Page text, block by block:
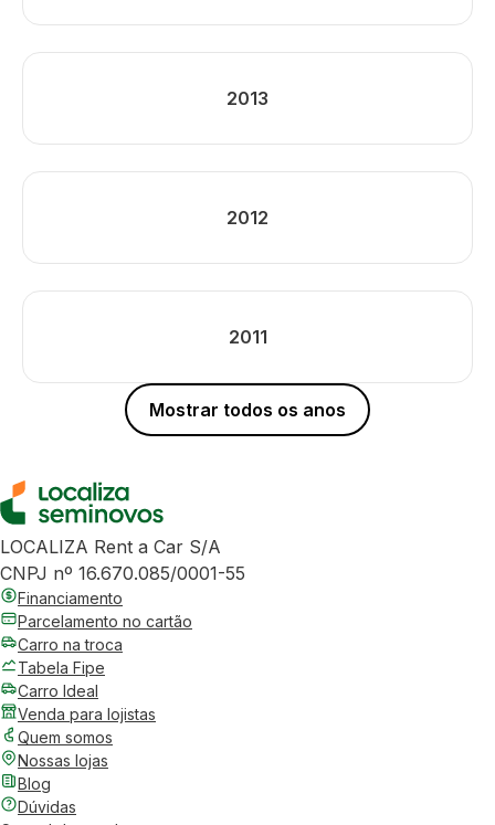
2013
2012
2011
Mostrar todos os anos
LOCALIZA Rent a Car S/A
CNPJ nº 16.670.085/0001-55
Financiamento
Parcelamento no cartão
Carro na troca
Tabela Fipe
Carro Ideal
Venda para lojistas
Quem somos
Nossas lojas
Blog
Dúvidas